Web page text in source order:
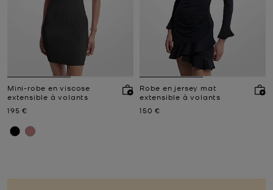
Mini-robe en viscose
extensible à volants
Prix actuel
195 €
Robe en jersey mat
extensible à volants
Prix actuel
150 €